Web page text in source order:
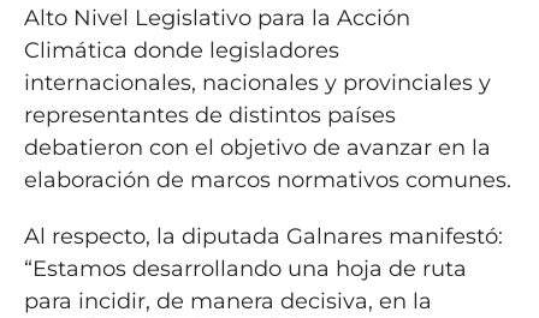
Alto Nivel Legislativo para la Acción
Climática donde legisladores
internacionales, nacionales y provinciales y
representantes de distintos países
debatieron con el objetivo de avanzar en la
elaboración de marcos normativos comunes.
Al respecto, la diputada Galnares manifestó:
“Estamos desarrollando una hoja de ruta
para incidir, de manera decisiva, en la